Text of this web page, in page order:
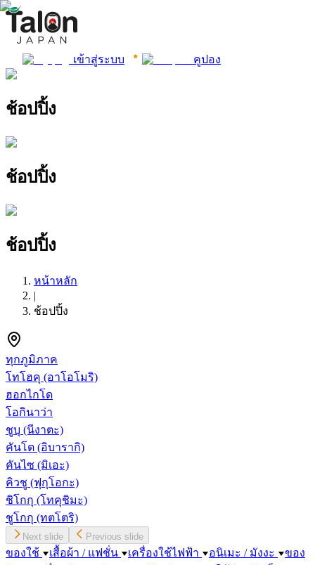
เข้าสู่ระบบ คูปอง
ช้อปปิ้ง
ช้อปปิ้ง
ช้อปปิ้ง
หน้าหลัก
|
ช้อปปิ้ง
ทุกภูมิภาค
โทโฮคุ (อาโอโมริ)
ฮอกไกโด
โอกินาว่า
ชูบุ (นีงาตะ)
คันโต (อิบารากิ)
คันไซ (มิเอะ)
คิวชู (ฟุกุโอกะ)
ชิโกกุ (โทคุชิมะ)
ชูโกกุ (ทตโตริ)
Next slide Previous slide
ของใช้ เสื้อผ้า / แฟชั่น เครื่องใช้ไฟฟ้า อนิเมะ / มังงะ
ของ